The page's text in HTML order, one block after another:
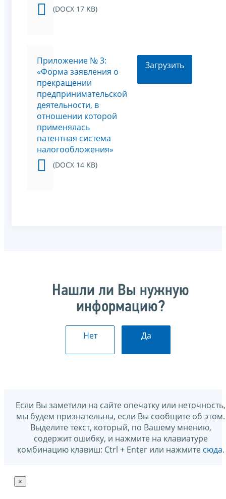
(DOCX 17 KB)
Приложение № 3:
«Форма заявления о
прекращении
предпринимательской
деятельности, в
отношении которой
применялась
патентная система
налогообложения»
(DOCX 14 KB)
Загрузить
Нашли ли Вы нужную
информацию?
Нет Да
Если Вы заметили на сайте опечатку или неточность,
мы будем признательны, если Вы сообщите об этом.
Выделите текст, который, по Вашему мнению,
содержит ошибку, и нажмите на клавиатуре
комбинацию клавиш: Ctrl + Enter или нажмите сюда.
×